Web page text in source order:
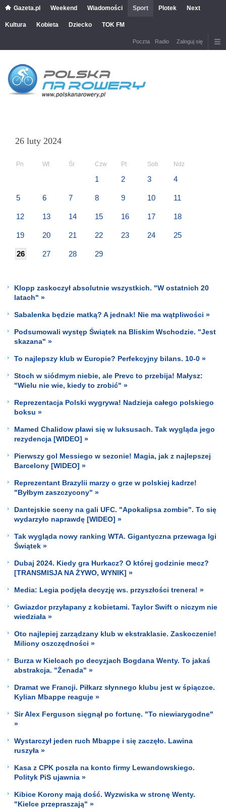
Gazeta.pl Weekend Wiadomości Sport Plotek Next
Kultura Kobieta Dziecko TOK FM
Poczta Radio Zaloguj się
26 luty 2024
Pn Wt Śr Czw Pt Sob Ndz
1 2 3 4
5 6 7 8 9 10 11
12 13 14 15 16 17 18
19 20 21 22 23 24 25
26 27 28 29
Klopp zaskoczył absolutnie wszystkich. "W ostatnich 20
latach" »
Sabalenka będzie matką? A jednak! Nie ma wątpliwości »
Podsumowali występ Świątek na Bliskim Wschodzie. "Jest
skazana" »
To najlepszy klub w Europie? Perfekcyjny bilans. 10-0 »
Stoch w siódmym niebie, ale Prevc to przebija! Małysz:
"Wielu nie wie, kiedy to zrobić" »
Reprezentacja Polski wygrywa! Nadzieja całego polskiego
boksu »
Mamed Chalidow pławi się w luksusach. Tak wygląda jego
rezydencja [WIDEO] »
Pierwszy gol Messiego w sezonie! Magia, jak z najlepszej
Barcelony [WIDEO] »
Reprezentant Brazylii marzy o grze w polskiej kadrze!
"Byłbym zaszczycony" »
Dantejskie sceny na gali UFC. "Apokalipsa zombie". To się
wydarzyło naprawdę [WIDEO] »
Tak wygląda nowy ranking WTA. Gigantyczna przewaga Igi
Świątek »
Dubaj 2024. Kiedy gra Hurkacz? O której godzinie mecz?
[TRANSMISJA NA ŻYWO, WYNIK] »
Media: Legia podjęła decyzję ws. przyszłości trenera! »
Gwiazdor przyłapany z kobietami. Taylor Swift o niczym nie
wiedziała »
Oto najlepiej zarządzany klub w ekstraklasie. Zaskoczenie!
Miliony oszczędności »
Burza w Kielcach po decyzjach Bogdana Wenty. To jakaś
abstrakcja. "Żenada" »
Dramat we Francji. Piłkarz słynnego klubu jest w śpiączce.
Kylian Mbappe reaguje »
Sir Alex Ferguson sięgnął po fortunę. "To niewiarygodne"
»
Wystarczył jeden ruch Mbappe i się zaczęło. Lawina
ruszyła »
Kasa z CPK poszła na konto firmy Lewandowskiego.
Polityk PiS ujawnia »
Kibice Korony mają dość. Wyzwiska w stronę Wenty.
"Kielce przepraszają" »